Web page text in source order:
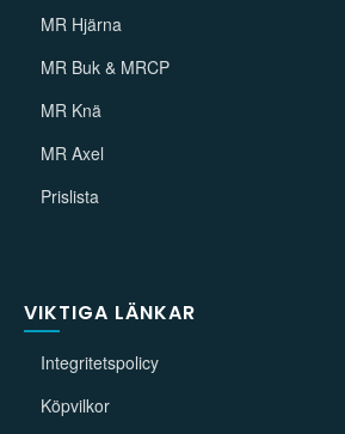
MR Hjärna
MR Buk & MRCP
MR Knä
MR Axel
Prislista
VIKTIGA LÄNKAR
Integritetspolicy
Köpvilkor